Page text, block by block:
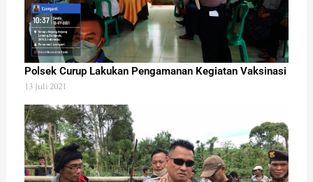
Polsek Curup Lakukan Pengamanan Kegiatan Vaksinasi
13 Juli 2021